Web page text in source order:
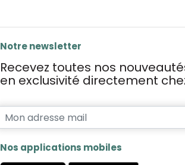
Notre newsletter
Recevez toutes nos
en exclusivité directement
Nos applications mobiles